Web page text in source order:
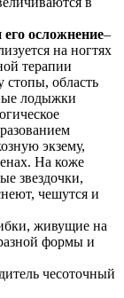
осложнение–
на ногтях
терапии
стопы, область
лодыжки
экзему,
На коже
звездочки,
чешутся и
живущие на
формы и
чесоточный